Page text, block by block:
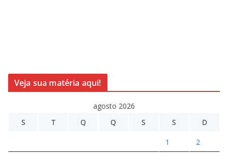
Veja sua matéria aqui!
agosto 2026
S
T Q Q S S D
1 2